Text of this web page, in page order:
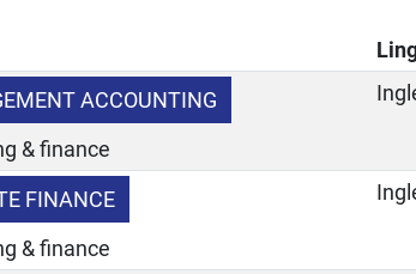
ACCOUNTING
& finance
FINANCE
& finance